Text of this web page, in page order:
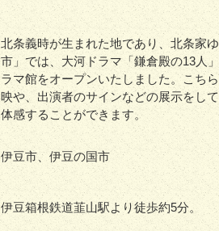
北条義時が生まれた地であり、北条家
市」では、大河ドラマ「鎌倉殿の13人
ラマ館をオープンいたしました。こち
映や、出演者のサインなどの展示をし
体感することができます。
伊豆市、伊豆の国市
伊豆箱根鉄道韮山駅より徒歩約5分。